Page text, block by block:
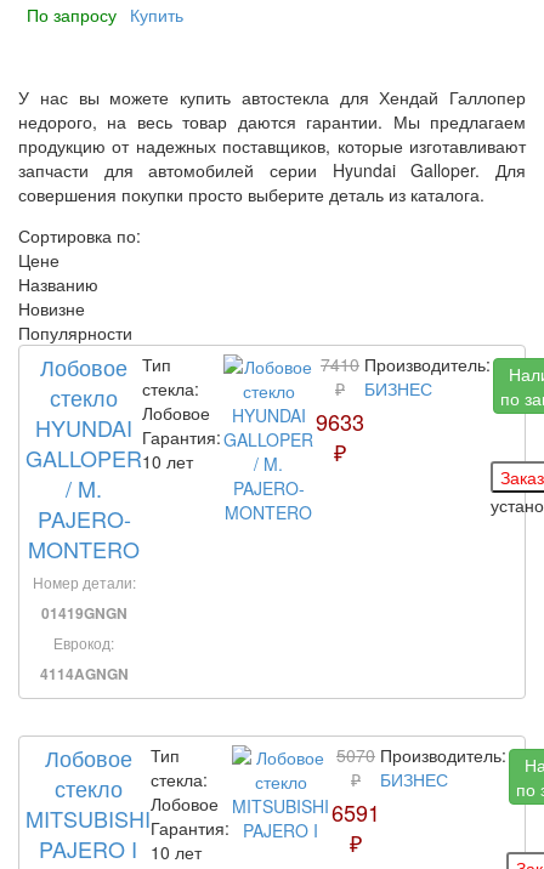
По запросу Купить
У нас вы можете купить автостекла для Хендай Галлопер
недорого, на весь товар даются гарантии. Мы предлагаем
продукцию от надежных поставщиков, которые изготавливают
запчасти для автомобилей серии Hyundai Galloper. Для
совершения покупки просто выберите деталь из каталога.
Сортировка по:
Цене
Названию
Новизне
Популярности
Лобовое
стекло
HYUNDAI
GALLOPER
/ M.
PAJERO-
MONTERO
Номер детали:
01419GNGN
Еврокод:
4114AGNGN
Тип
стекла:
Лобовое
Гарантия:
10 лет
7410
₽
9633
₽
Производитель:
БИЗНЕС
по
Лобовое
стекло
MITSUBISHI
PAJERO I
Тип
стекла:
Лобовое
Гарантия:
10 лет
5070
₽
6591
₽
Производитель:
БИЗНЕС
по